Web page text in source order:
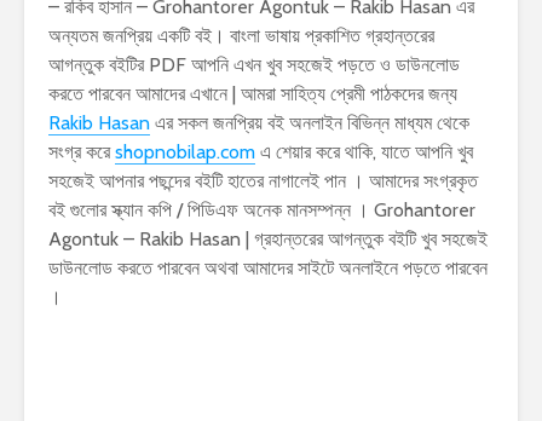
– রকিব হাসান – Grohantorer Agontuk – Rakib Hasan এর
অন্যতম জনপ্রিয় একটি বই। বাংলা ভাষায় প্রকাশিত গ্রহান্তরের
আগন্তুক বইটির PDF আপনি এখন খুব সহজেই পড়তে ও ডাউনলোড
করতে পারবেন আমাদের এখানে | আমরা সাহিত্য প্রেমী পাঠকদের জন্য
Rakib Hasan এর সকল জনপ্রিয় বই অনলাইন বিভিন্ন মাধ্যম থেকে
সংগ্র করেshopnobilap.com এ শেয়ার করে থাকি, যাতে আপনি খুব
সহজেই আপনার পছন্দের বইটি হাতের নাগালেই পান । আমাদের সংগ্রকৃত
বই গুলোর স্ক্যান কপি / পিডিএফ অনেক মানসম্পন্ন । Grohantorer
Agontuk – Rakib Hasan | গ্রহান্তরের আগন্তুক বইটি খুব সহজেই
ডাউনলোড করতে পারবেন অথবা আমাদের সাইটে অনলাইনে পড়তে পারবেন
।